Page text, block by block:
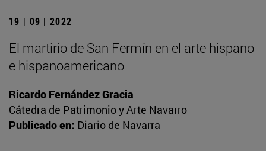
19 | 09 | 2022
El martirio de San Fermín en el arte hispano
e hispanoamericano
Ricardo Fernández Gracia
Cátedra de Patrimonio y Arte Navarro
Publicado en: Diario de Navarra